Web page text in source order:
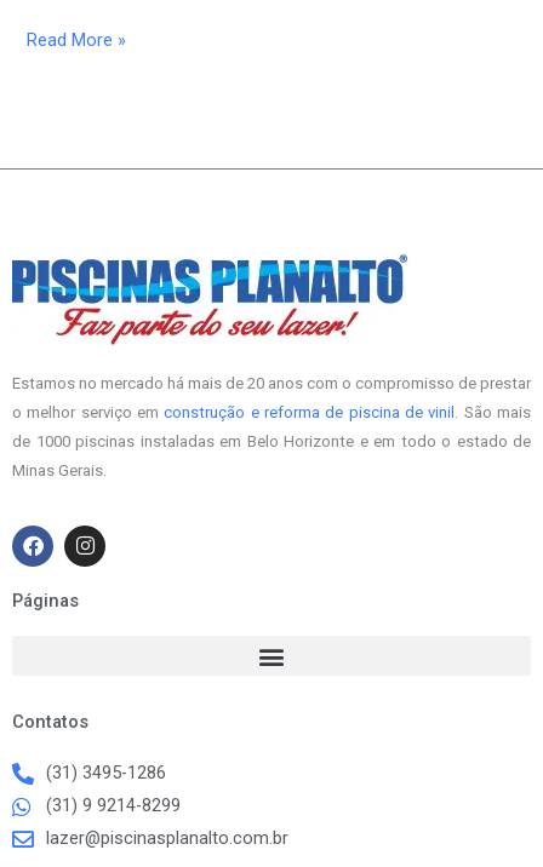
Read More »
Estamos no mercado há mais de 20 anos com o compromisso de prestar
o melhor serviço emconstrução e reforma de piscina de vinil . São mais
de 1000 piscinas instaladas em Belo Horizonte e em todo o estado de
Minas Gerais.
F
a
c
e
b
I
n
s
Páginas
Contatos
(31) 3495-1286
(31) 9 9214-8299
lazer@piscinasplanalto.com.br